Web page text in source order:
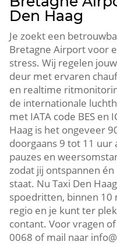
Den Haag
Je zoekt een
Bretagne Airport voor
stress. Wij regelen
deur met ervaren
en realtime
de internationale
met IATA code BES en
Haag is het ongeveer
doorgaans 9 tot 11
pauzes en
zodat jij ontspannen
staat. Nu Taxi Den
spoedritten, binnen 10
regio en je kunt ter
contant. Voor vragen
0068 of mail naar